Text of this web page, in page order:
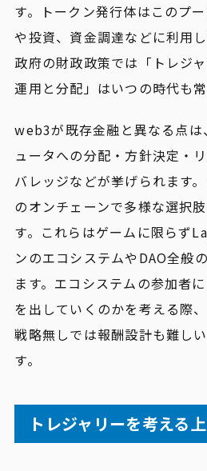
す。トークン発行体はこのプ
や投資、資金調達などに利用
政府の財政政策では「トレジ
運用と分配」はいつの時代も
web3が既存金融と異なる点は
ュータへの分配・方針決定・
バレッジなどが挙げられます
のオンチェーンで多様な選択
す。これらはゲームに限らず
ンのエコシステムやDAO全般
ます。エコシステムの参加者
を出していくのかを考える際
戦略無しでは報酬設計も難し
す。
トレジャリーを考える